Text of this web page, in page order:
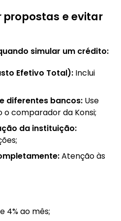
e evitar
simular um crédito:
Efetivo Total): Inclui
diferentes bancos: Use
comparador da Konsi;
da instituição:
Atenção às
4% ao mês;